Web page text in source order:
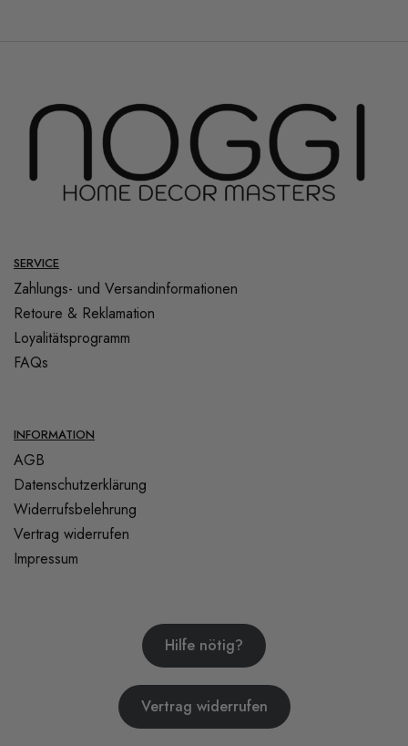
SERVICE
Zahlungs- und Versandinformationen
Retoure & Reklamation
Loyalitätsprogramm
FAQs
INFORMATION
AGB
Datenschutzerklärung
Widerrufsbelehrung
Vertrag widerrufen
Impressum
Hilfe nötig?
Vertrag widerrufen